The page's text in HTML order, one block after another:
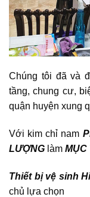
Chúng tôi đã và
tầng, chung cư,
quận huyện xung
Với kim chỉ nam
LƯỢNG làm MỤC
Thiết bị vệ sinh
chủ lựa chọn